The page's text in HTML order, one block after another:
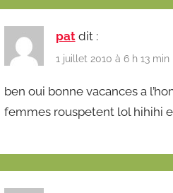
pat dit :
1 juillet 2010 à 6 h 13 min
ben oui bonne vacances a
femmes rouspetent lol hihihi